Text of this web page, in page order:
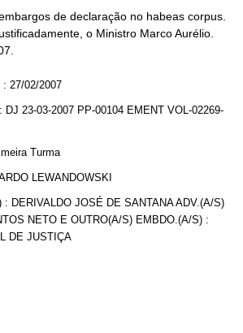
de declaração no habeas corpus.
o Ministro Marco Aurélio.
: 27/02/2007
: DJ 23-03-2007 PP-00104 EMENT VOL-02269-
Turma
LEWANDOWSKI
: DERIVALDO JOSÉ DE SANTANA ADV.(A/S)
NETO E OUTRO(A/S) EMBDO.(A/S) :
DE JUSTIÇA